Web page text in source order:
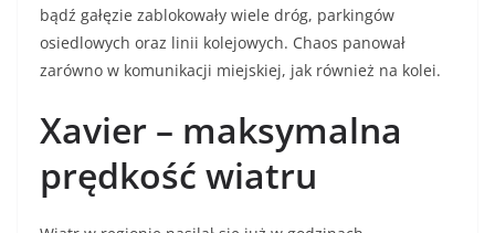
bądź gałęzie zablokowały wiele dróg, parkingów
osiedlowych oraz linii kolejowych. Chaos panował
zarówno w komunikacji miejskiej, jak również na kolei.
Xavier – maksymalna
prędkość wiatru